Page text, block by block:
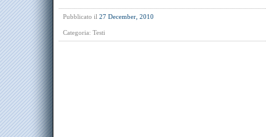
Pubblicato il 27 December, 2010
Categoria: Testi